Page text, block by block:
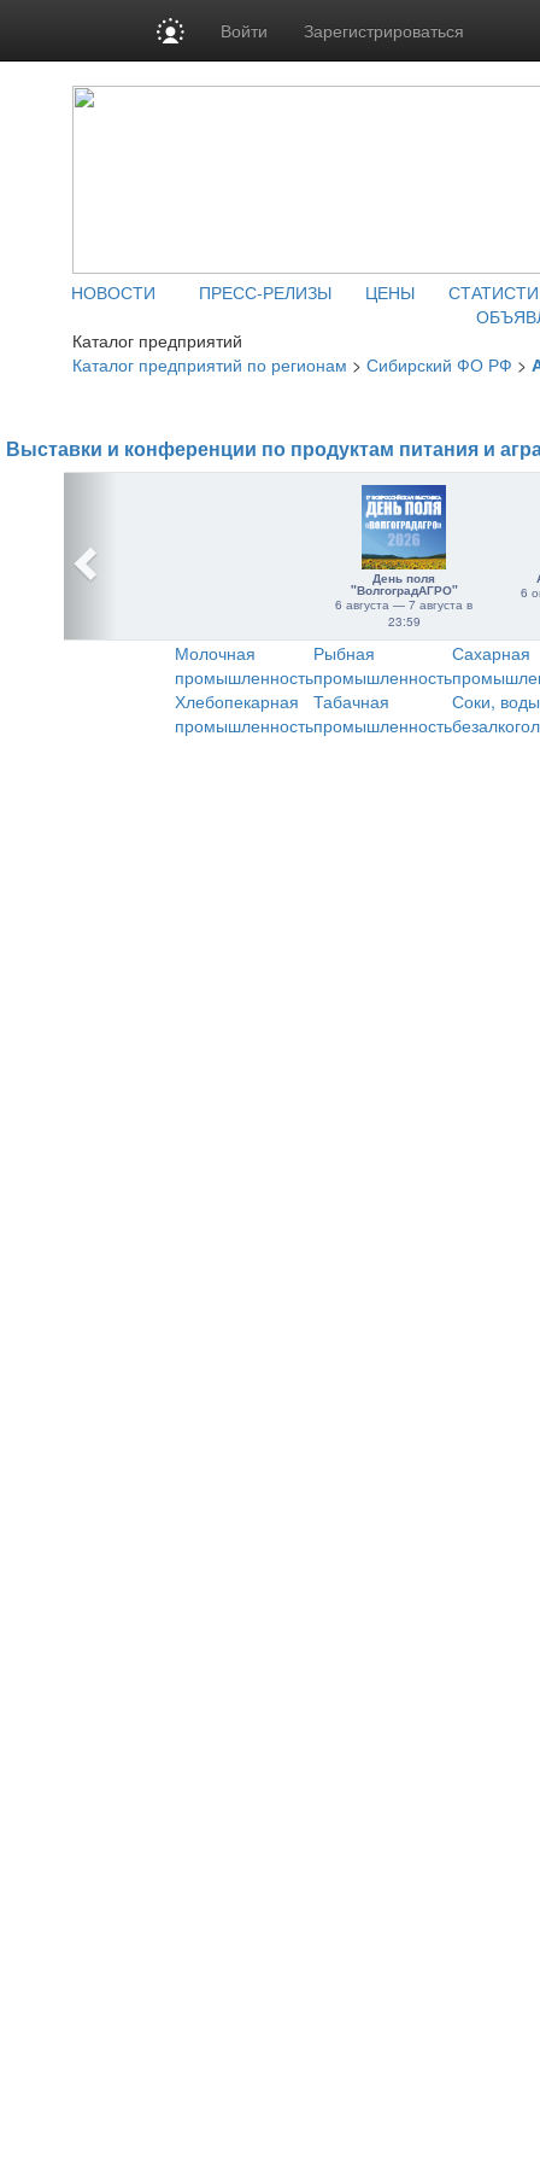
Войти Зарегистрироваться
НОВОСТИ ПРЕСС-РЕЛИЗЫ ЦЕНЫ
Каталог предприятий
Каталог предприятий по регионам > Сибирский ФО РФ >
Выставки и конференции по продуктам питания и
День поля
"ВолгоградАГРО"
6 августа — 7 августа в
23:59
6
Молочная
промышленность
Рыбная
промышленность
Сахарная
Хлебопекарная
промышленность
Табачная
промышленность
Соки,